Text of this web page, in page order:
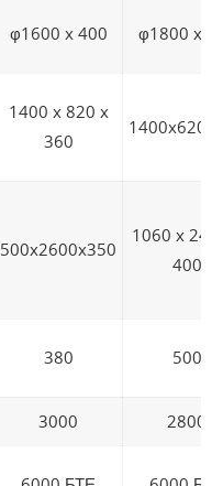
φ1600 x 400 φ1800 x
1400 x 820 x
360
500x2600x350
1060 x
400
380 500
3000 2800